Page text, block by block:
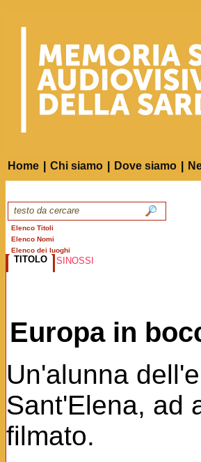
Home Chi siamo Dove siamo
Elenco Titoli
Elenco Nomi
Elenco dei luoghi
TITOLO SINOSSI
Europa in
Un'alunna
Sant'Elena, ad
filmato.